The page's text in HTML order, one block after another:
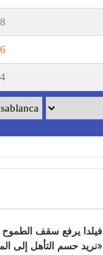
فيلدا يرفع سقف الطموح
«نريد حسم التأهل إلى